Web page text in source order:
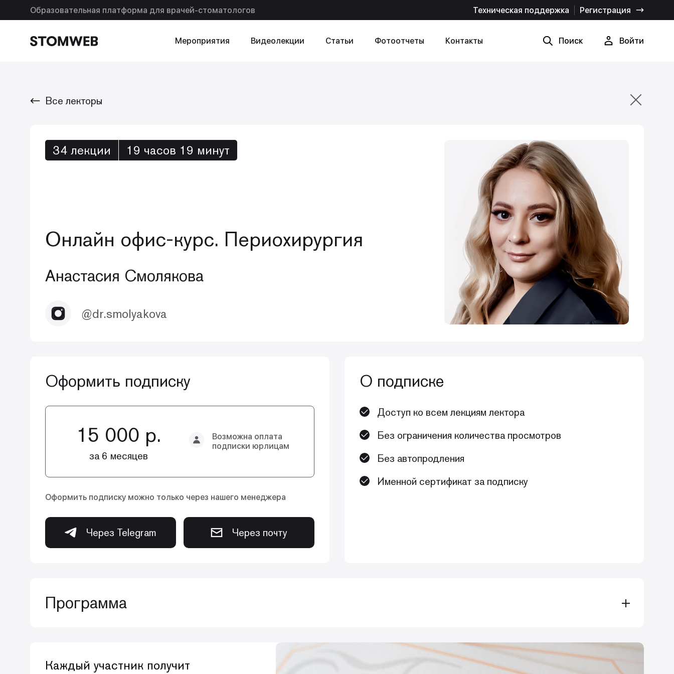
Образовательная платформа для врачей-стоматологов Техническая поддержка Регистрация
Мероприятия Видеолекции Статьи Фотоотчеты Контакты Поиск Войти
Все лекторы
34 лекции 19 часов 19 минут
Онлайн офис-курс. Периохирургия
Анастасия Смолякова
@dr.smolyakova
Оформить подписку
15 000 р.
за 6 месяцев
Возможна оплата
подписки юрлицам
Оформить подписку можно только через нашего менеджера
Через Telegram Через почту
О подписке
Доступ ко всем лекциям лектора
Без ограничения количества просмотров
Без автопродления
Именной сертификат за подписку
Программа
актуализировать нюансы, повысить уровень насмотренности
Каждый участник получит
Отмена
Так же ищут